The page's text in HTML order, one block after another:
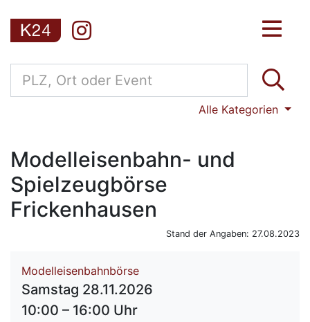
Alle Kategorien
Modelleisenbahn- und
Spielzeugbörse
Frickenhausen
Stand der Angaben: 27.08.2023
Modelleisenbahnbörse
Samstag 28.11.2026
10:00 – 16:00 Uhr